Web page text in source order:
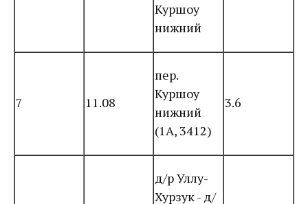
Куршоу
нижний
7 11.08
пер.
Куршоу
нижний
(1А, 3412)
3.6
д/р Уллу-
Хурзук - д/